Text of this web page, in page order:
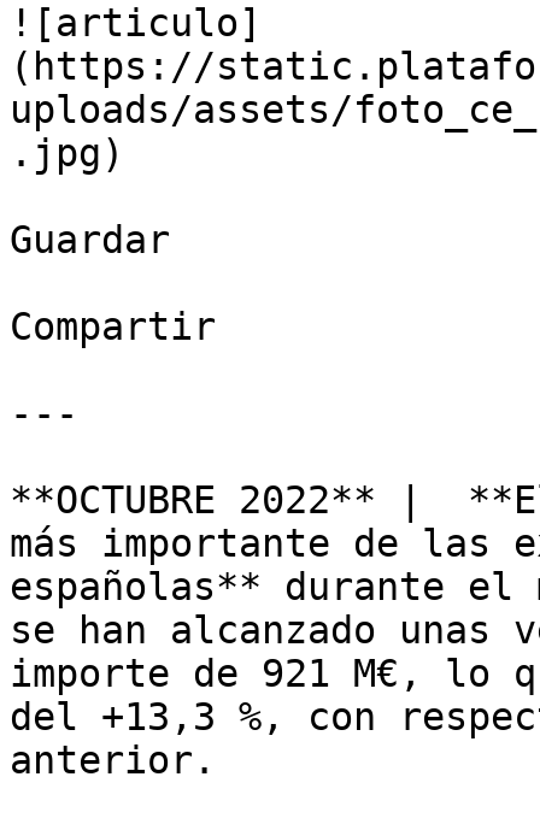
![articulo]
(https://
uploads/assets/
.jpg)
Guardar
Compartir
---
**OCTUBRE 2022** |
más importante de las
españolas** durante
se han alcanzado
importe de 921 M€, lo
del +13,3 %, con
anterior.